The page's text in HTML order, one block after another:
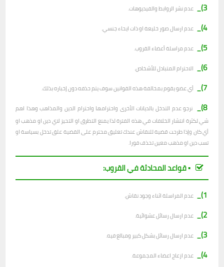
3)_ عدم نشر الروابط والفيديوهات.
4)_ عدم ارسال صور خليعة او ذات ايحاء جنسي.
5)_ عدم مراسلة أعضاء القروب.
6)_ الاحترام المتبادل للأشخاص.
7)_ أي عضو يقوم بمخالفة هذه القوانين سوف يتم حذفه دون إخباره بذلك.
8)_
نرجو عدم التدخل بالديانات الأخرى واحترامها واحترام الدين والمذاهب وهذا اهم
شي لكثرة انتشار الخلافات في هذه الفترة لذا يمنع التطرق او التحيز لاي دين او مذهب او
أي كان وإذا طرحت قضية للنقاش عندك تعليق محترم على القضية علق تدخل بسياسة او
تسب دين او مذهب معين تحذف فورا.
▪︎ قواعد المحادثة في القروب:
1)_
عدم المراسلة اثناء وجود نقاش.
2)_ عدم ارسال رسائل عشوائية.
3)_ عدم ارسال رسائل بشكل كبير ومبالغ فيه.
4)_ عدم ازعاج اعضاء المجموعة.